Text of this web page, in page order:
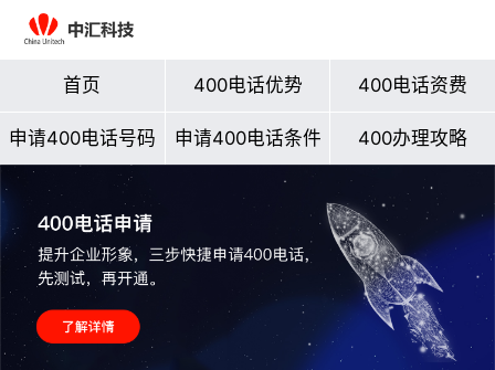
首页 400电话优势 400电话资费
申请400电话号码 申请400电话条件 400办理攻略